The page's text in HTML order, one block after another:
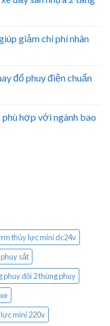
giảm chi phí nhân
đổ phuy điện chuẩn
phù hợp với ngành bao
thủy lực mini dc24v
sắt
phuy đôi 2 thùng phuy
mini 220v